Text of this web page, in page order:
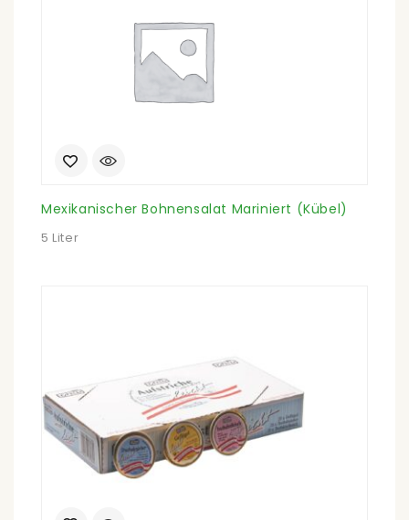
Mexikanischer Bohnensalat Mariniert (Kübel)
5 Liter